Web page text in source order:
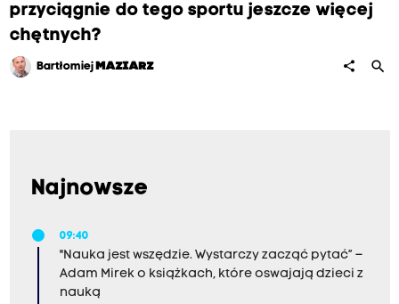
przyciągnie do tego sportu jeszcze więcej
chętnych?
Bartłomiej MAZIARZ share search
Najnowsze
09:40
"Nauka jest wszędzie. Wystarczy zacząć pytać” –
Adam Mirek o książkach, które oswajają dzieci z
nauką